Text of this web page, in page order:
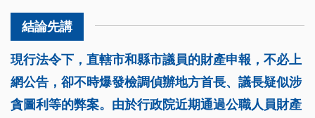
現行法令下，直轄市和縣市議員的財產申報，不必上
網公告，卻不時爆發檢調偵辦地方首長、議長疑似涉
貪圖利等的弊案。由於行政院近期通過公職人員財產